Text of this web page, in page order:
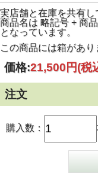
実店舗と在庫を共有し
商品名は 略記号 + 商
となっています。
この商品には箱があり
価格:21,500円(税
注文
購入数：